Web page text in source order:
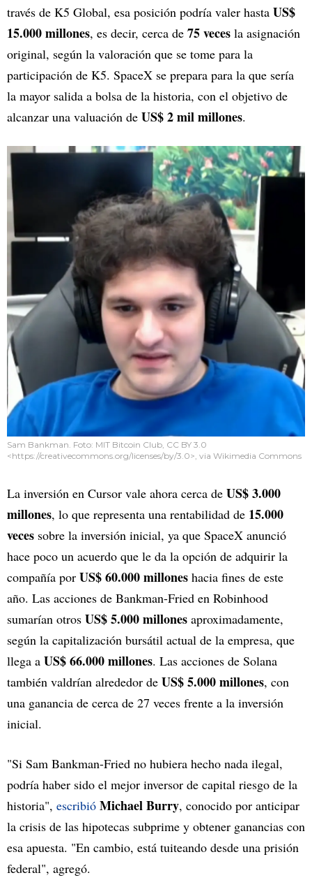
través de K5 Global, esa posición podría valer hasta US$
15.000 millones, es decir, cerca de 75 veces la asignación
original, según la valoración que se tome para la
participación de K5. SpaceX se prepara para la que sería
la mayor salida a bolsa de la historia, con el objetivo de
alcanzar una valuación de US$ 2 mil millones.
Sam Bankman. Foto: MIT Bitcoin Club, CC BY 3.0
<https://creativecommons.org/licenses/by/3.0>, via Wikimedia Commons
La inversión en Cursor vale ahora cerca de US$ 3.000
millones, lo que representa una rentabilidad de 15.000
veces sobre la inversión inicial, ya que SpaceX anunció
hace poco un acuerdo que le da la opción de adquirir la
compañía por US$ 60.000 millones hacia fines de este
año. Las acciones de Bankman-Fried en Robinhood
sumarían otros US$ 5.000 millones aproximadamente,
según la capitalización bursátil actual de la empresa, que
llega a US$ 66.000 millones. Las acciones de Solana
también valdrían alrededor de US$ 5.000 millones, con
una ganancia de cerca de 27 veces frente a la inversión
inicial.
"Si Sam Bankman-Fried no hubiera hecho nada ilegal,
podría haber sido el mejor inversor de capital riesgo de la
historia", escribió Michael Burry, conocido por anticipar
la crisis de las hipotecas subprime y obtener ganancias con
esa apuesta. "En cambio, está tuiteando desde una prisión
federal", agregó.